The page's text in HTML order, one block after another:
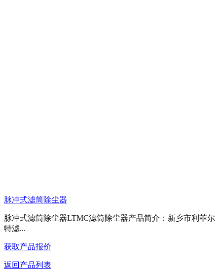
脉冲式滤筒除尘器
脉冲式滤筒除尘器LTMC滤筒除尘器产品简介：新乡市利菲尔
特滤...
获取产品报价
返回产品列表